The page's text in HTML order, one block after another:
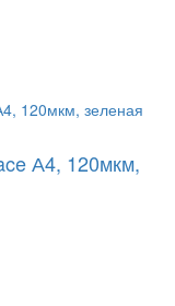
А4, 120мкм,